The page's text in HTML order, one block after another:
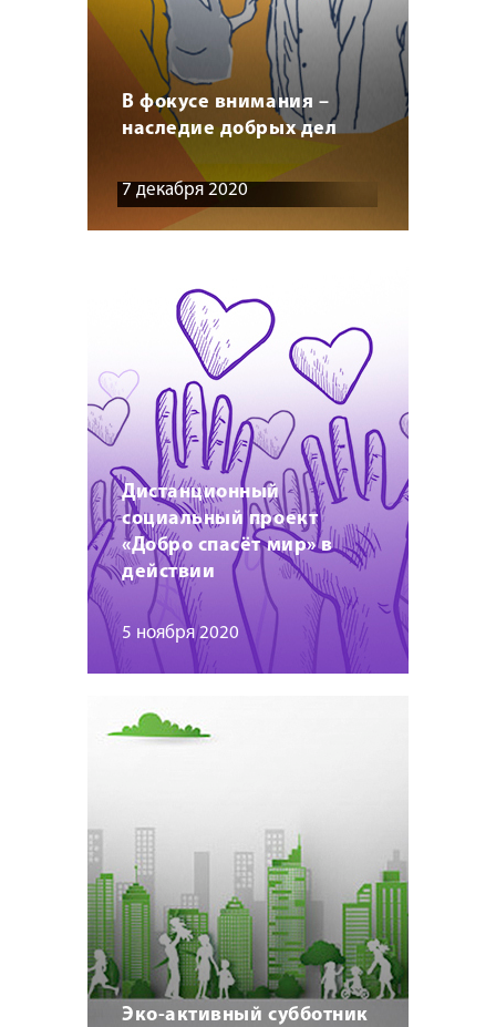
В фокусе внимания –
наследие добрых дел
7 декабря 2020
Дистанционный
социальный проект
«Добро спасёт мир» в
действии
5 ноября 2020
Эко-активный субботник